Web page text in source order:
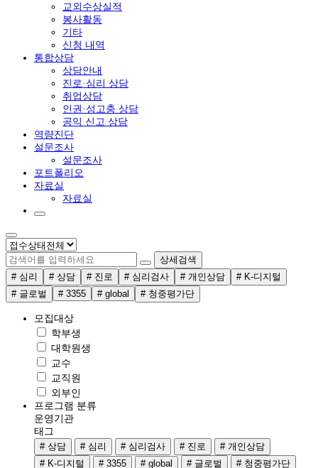
교외수상실적
봉사활동
기타
신청 내역
통합상담
상담안내
진로·심리 상담
취업상담
인권·성고충 상담
공익 신고 상담
역량진단
설문조사
설문조사
포트폴리오
자료실
자료실
상세검색
# 심리
# 상담 # 진로 # 심리검사 # 개인상담
# K-디지털
# 글로벌
# 3355 # global # 청중평가단
모집대상
학부생
대학원생
교수
교직원
외부인
프로그램 분류
운영기관
태그
# 상담
# 심리 # 심리검사 # 진로
# 개인상담
# K-디지털
# 3355 # global # 글로벌
# 청중평가단